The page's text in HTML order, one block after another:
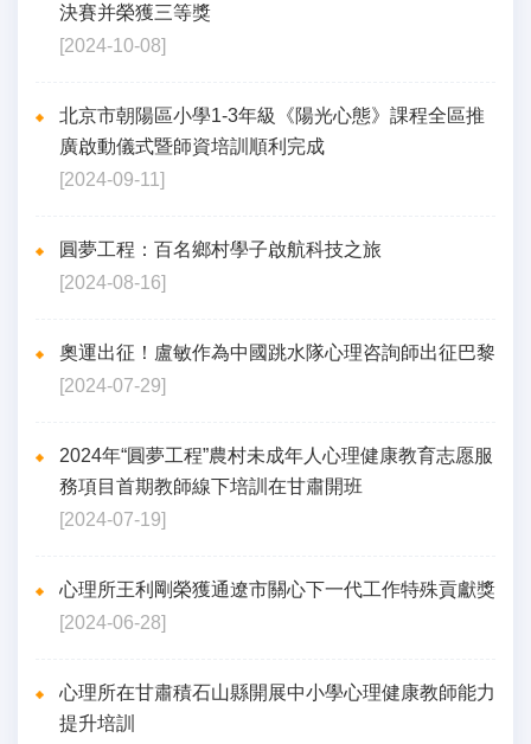
決賽并榮獲三等獎
[2024-10-08]
北京市朝陽區小學1-3年級《陽光心態》課程全區推
廣啟動儀式暨師資培訓順利完成
[2024-09-11]
圓夢工程：百名鄉村學子啟航科技之旅
[2024-08-16]
奧運出征！盧敏作為中國跳水隊心理咨詢師出征巴黎
[2024-07-29]
2024年“圓夢工程”農村未成年人心理健康教育志愿服
務項目首期教師線下培訓在甘肅開班
[2024-07-19]
心理所王利剛榮獲通遼市關心下一代工作特殊貢獻獎
[2024-06-28]
心理所在甘肅積石山縣開展中小學心理健康教師能力
提升培訓